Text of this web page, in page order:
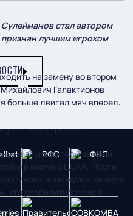
стал автором
лучшим игроком
на замену во втором
Галактионов
больше двигал мяч вперед,
установку тренера.
не забивал голы за свой
в матче с ЦСКА. После
я вернулся на поле
что реабилитировался